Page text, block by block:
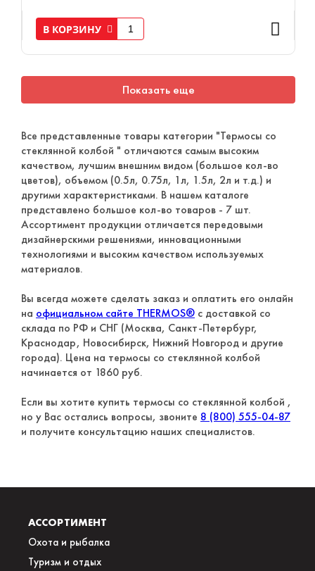
В КОРЗИНУ
Показать еще
Все представленные товары категории "Термосы со
стеклянной колбой " отличаются самым высоким
качеством, лучшим внешним видом (большое кол-во
цветов), объемом (0.5л, 0.75л, 1л, 1.5л, 2л и т.д.) и
другими характеристиками. В нашем каталоге
представлено большое кол-во товаров - 7 шт.
Ассортимент продукции отличается передовыми
дизайнерскими решениями, инновационными
технологиями и высоким качеством используемых
материалов.
Вы всегда можете сделать заказ и оплатить его онлайн
на официальном сайте THERMOS® с доставкой со
склада по РФ и СНГ (Москва, Санкт-Петербург,
Краснодар, Новосибирск, Нижний Новгород и другие
города). Цена на термосы со стеклянной колбой
начинается от 1860 руб.
Если вы хотите купить термосы со стеклянной колбой ,
но у Вас остались вопросы, звоните 8 (800) 555-04-87
и получите консультацию наших специалистов.
АССОРТИМЕНТ
Охота и рыбалка
Туризм и отдых